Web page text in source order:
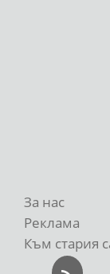
За нас
Реклама
Към стария